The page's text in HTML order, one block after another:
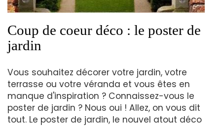
Coup de coeur déco : le poster de
jardin
Vous souhaitez décorer votre jardin, votre
terrasse ou votre véranda et vous êtes en
manque d'inspiration ? Connaissez-vous le
poster de jardin ? Nous oui ! Allez, on vous dit
tout. Le poster de jardin, le nouvel atout déco